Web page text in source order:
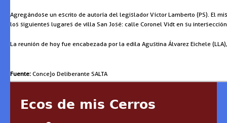
Agregándose un escrito de autoría del legislador Víctor Lamberto (PS). El
los siguientes lugares de villa San José: calle Coronel Vidt en su
La reunión de hoy fue encabezada por la edila Agustina Álvarez Eichele
Fuente: Concejo Deliberante SALTA
Ecos de mis Cerros